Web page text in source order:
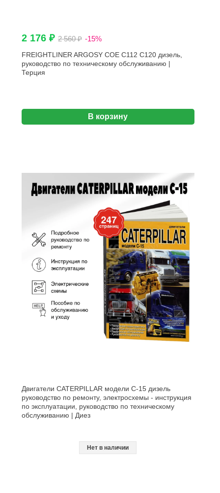
2 176 ₽ 2 560 ₽ -15%
FREIGHTLINER ARGOSY COE C112 C120 дизель,
руководство по техническому обслуживанию |
Терция
В корзину
Двигатели CATERPILLAR модели C-15 дизель
руководство по ремонту, электросхемы - инструкция
по эксплуатации, руководство по техническому
обслуживанию | Диез
Нет в наличии